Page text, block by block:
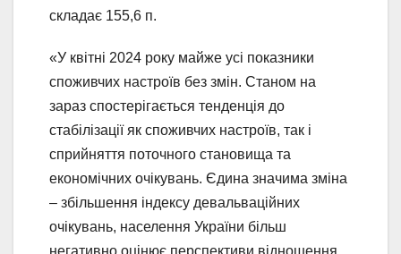
складає 155,6 п.
«У квітні 2024 року майже усі показники
споживчих настроїв без змін. Станом на
зараз спостерігається тенденція до
стабілізації як споживчих настроїв, так і
сприйняття поточного становища та
економічних очікувань. Єдина значима зміна
– збільшення індексу девальваційних
очікувань, населення України більш
негативно оцінює перспективи відношення